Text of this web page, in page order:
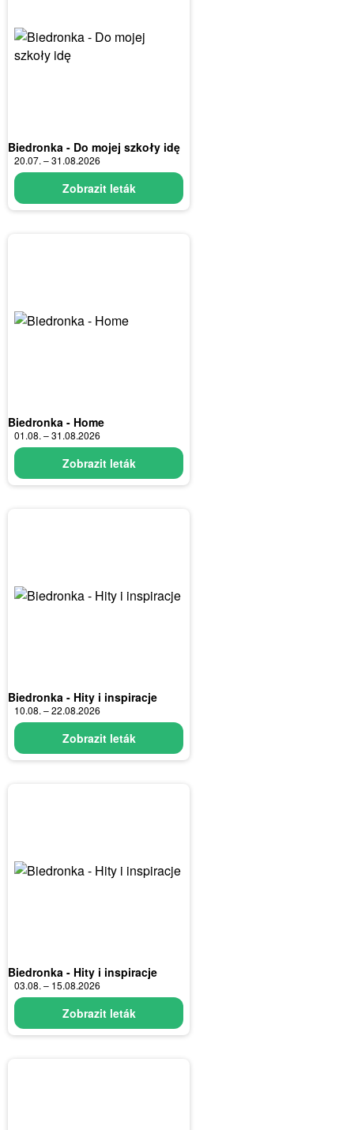
Biedronka - Do mojej szkoły idę
20.07. – 31.08.2026
Zobrazit leták
Biedronka - Home
01.08. – 31.08.2026
Zobrazit leták
Biedronka - Hity i inspiracje
10.08. – 22.08.2026
Zobrazit leták
Biedronka - Hity i inspiracje
03.08. – 15.08.2026
Zobrazit leták